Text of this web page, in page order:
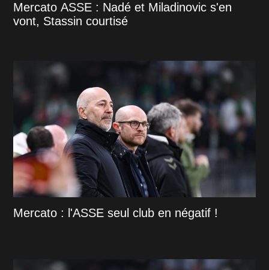
Mercato ASSE : Nadé et Miladinovic s'en
vont, Stassin courtisé
Mercato : l'ASSE seul club en négatif !